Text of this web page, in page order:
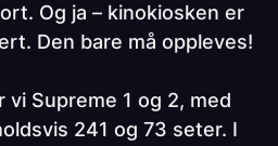
Og ja – kinokiosken er
Den bare må oppleves!
Supreme 1 og 2, med
241 og 73 seter. I